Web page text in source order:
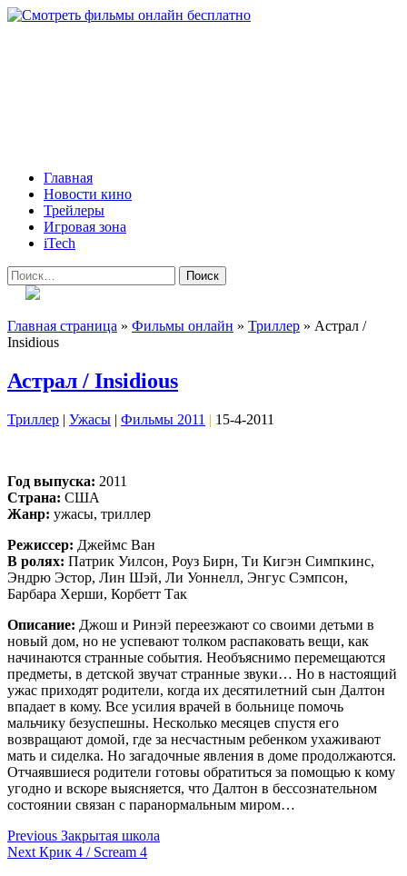
Skip
Primary
Menu
Главная
Новости кино
Трейлеры
Игровая зона
iTech
Найти:
Главная страница » Фильмы онлайн » Триллер » Астрал /
Insidious
Астрал / Insidious
Триллер | Ужасы | Фильмы 2011 | 15-4-2011
Год выпуска: 2011
Страна: США
Жанр: ужасы, триллер
Режиссер: Джеймс Ван
В ролях: Патрик Уилсон, Роуз Бирн, Ти Кигэн Симпкинс,
Эндрю Эстор, Лин Шэй, Ли Уоннелл, Энгус Сэмпсон,
Барбара Херши, Корбетт Так
Описание: Джош и Ринэй переезжают со своими детьми в
новый дом, но не успевают толком распаковать вещи, как
начинаются странные события. Необъяснимо перемещаются
предметы, в детской звучат странные звуки… Но в настоящий
ужас приходят родители, когда их десятилетний сын Далтон
впадает в кому. Все усилия врачей в больнице помочь
мальчику безуспешны. Несколько месяцев спустя его
возвращают домой, где за несчастным ребенком ухаживают
мать и сиделка. Но загадочные явления в доме продолжаются.
Отчаявшиеся родители готовы обратиться за помощью к кому
угодно и вскоре выясняется, что Далтон в бессознательном
состоянии связан с паранормальным миром…
Continue
Reading
Previous Закрытая школа
Next Крик 4 / Scream 4